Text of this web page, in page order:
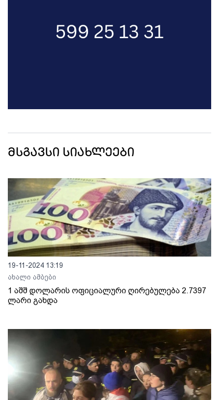
მსგავსი სიახლეები
19-11-2024 13:19
ახალი ამბები
1 აშშ დოლარის ოფიციალური ღირებულება 2.7397
ლარი გახდა